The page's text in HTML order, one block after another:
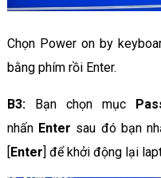
Chọn Power on by
bằng phím rồi Enter.
B3:Bạn chọn mục
nhấn Enter sau đó bạn
[Enter] để khởi động lại